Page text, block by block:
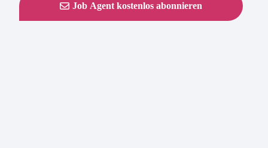
Job Agent kostenlos abonnieren